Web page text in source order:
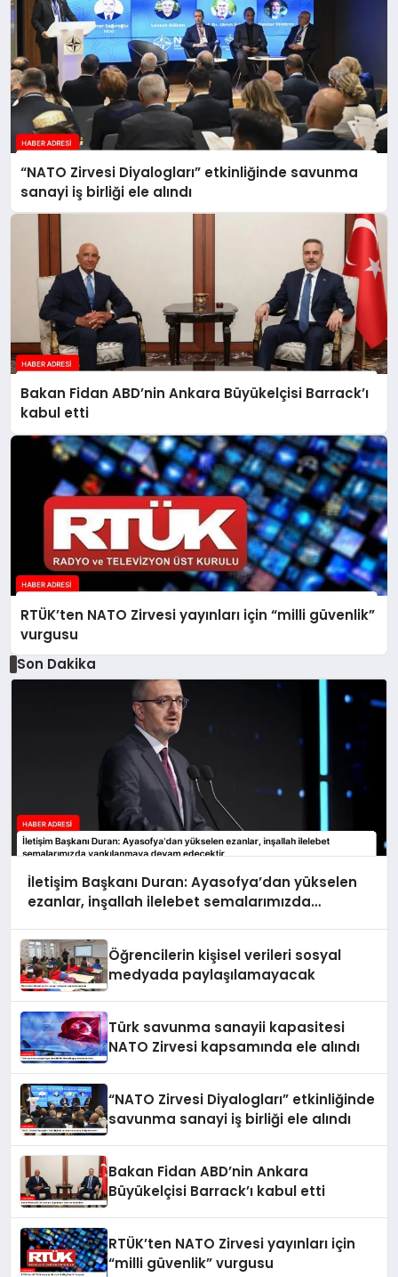
“NATO Zirvesi Diyalogları” etkinliğinde savunma
sanayi iş birliği ele alındı
Bakan Fidan ABD’nin Ankara Büyükelçisi Barrack’ı
kabul etti
RTÜK’ten NATO Zirvesi yayınları için “milli güvenlik”
vurgusu
Son Dakika
İletişim Başkanı Duran: Ayasofya’dan yükselen
ezanlar, inşallah ilelebet semalarımızda
Öğrencilerin kişisel verileri sosyal
medyada paylaşılamayacak
Türk savunma sanayii kapasitesi
NATO Zirvesi kapsamında ele alındı
“NATO Zirvesi Diyalogları” etkinliğinde
savunma sanayi iş birliği ele alındı
Bakan Fidan ABD’nin Ankara
Büyükelçisi Barrack’ı kabul etti
RTÜK’ten NATO Zirvesi yayınları için
“milli güvenlik” vurgusu